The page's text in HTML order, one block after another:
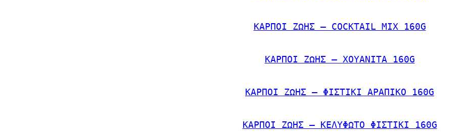
ΚΑΡΠΟΙ ΖΩΗΣ – COCKTAIL MIX 160G
ΚΑΡΠΟΙ ΖΩΗΣ – ΧΟΥΑΝΙΤΑ 160G
ΚΑΡΠΟΙ ΖΩΗΣ – ΦΙΣΤΙΚΙ ΑΡΑΠΙΚΟ 160G
ΚΑΡΠΟΙ ΖΩΗΣ – ΚΕΛΥΦΩΤΟ ΦΙΣΤΙΚΙ 160G